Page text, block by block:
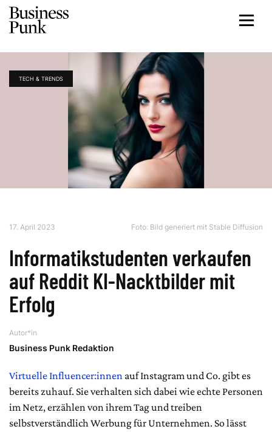
TECH & TRENDS
17. April 2023 Foto: Bild generiert mit Stable Diffusion
Informatikstudenten verkaufen
auf Reddit KI-Nacktbilder mit
Erfolg
Autor*in
Business Punk Redaktion
Virtuelle Influencer:innen auf Instagram und Co. gibt es
bereits zuhauf. Sie verhalten sich dabei wie echte Personen
im Netz, erzählen von ihrem Tag und treiben
selbstverständlich Werbung für Unternehmen. So lässt